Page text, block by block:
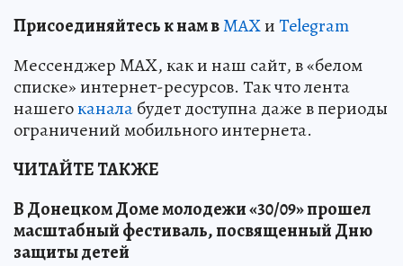
Присоединяйтесь к нам вMAXиTelegram
Мессенджер MAX, как и наш сайт, в «белом
списке» интернет-ресурсов. Так что лента
нашегоканалабудет доступна даже в периоды
ограничений мобильного интернета.
ЧИТАЙТЕ ТАКЖЕ
В Донецком Доме молодежи «30/09» прошел
масштабный фестиваль, посвященный Дню
защиты детей